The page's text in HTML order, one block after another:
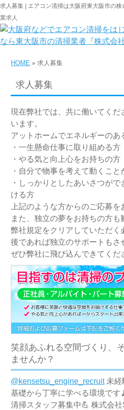
求人募集 | エアコン清掃は大阪府東大阪市の
業求人
HOME » 求人募集
求人募集
現在弊社では、共に働いてくだ
います。
アットホームでエネルギーのあ
・一生懸命仕事に取り組める方
・やる気と向上心をお持ちの方
・自分で物事を考えて動くこと
・しっかりとしたあいさつが
ける方
上記のような方からのご応募を
また、独立の夢をお持ちの方も
弊社規定をクリアしていただく
後であれば独立のサポートもさ
ぜひ弊社に飛び込んできてくだ
笑顔あふれる空間づくり、
ませんか？
@kensetsu_engine_recruit未経
基礎から丁寧に学べる環境です
清掃スタッフ募集中💪 株式会